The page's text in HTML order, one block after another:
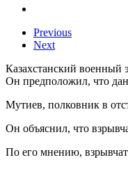
Previous
Next
Казахстанский военный
Он предположил, что
Мутиев, полковник в
Он объяснил, что
По его мнению,